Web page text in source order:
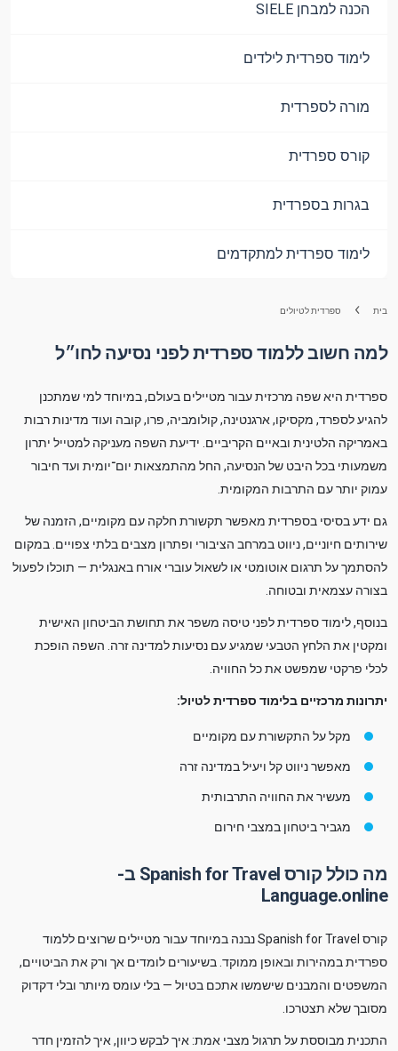
הכנה למבחן SIELE
לימוד ספרדית לילדים
מורה לספרדית
קורס ספרדית
בגרות בספרדית
לימוד ספרדית למתקדמים
בית ספרדית לטיולים
למה חשוב ללמוד ספרדית לפני נסיעה לחו״ל
ספרדית היא שפה מרכזית עבור מטיילים בעולם, במיוחד למי שמתכנן
להגיע לספרד, מקסיקו, ארגנטינה, קולומביה, פרו, קובה ועוד מדינות רבות
באמריקה הלטינית ובאיים הקריביים. ידיעת השפה מעניקה למטייל יתרון
משמעותי בכל היבט של הנסיעה, החל מהתמצאות יום־יומית ועד חיבור
עמוק יותר עם התרבות המקומית.
גם ידע בסיסי בספרדית מאפשר תקשורת חלקה עם מקומיים, הזמנה של
שירותים חיוניים, ניווט במרחב הציבורי ופתרון מצבים בלתי צפויים. במקום
להסתמך על תרגום אוטומטי או לשאול עוברי אורח באנגלית — תוכלו לפעול
בצורה עצמאית ובטוחה.
בנוסף, לימוד ספרדית לפני טיסה משפר את תחושת הביטחון האישית
ומקטין את הלחץ הטבעי שמגיע עם נסיעות למדינה זרה. השפה הופכת
לכלי פרקטי שמפשט את כל החוויה.
יתרונות מרכזיים בלימוד ספרדית לטיול:
מקל על התקשורת עם מקומיים
מאפשר ניווט קל ויעיל במדינה זרה
מעשיר את החוויה התרבותית
מגביר ביטחון במצבי חירום
מה כולל קורס Spanish for Travel ב-
Language.online
קורס Spanish for Travel נבנה במיוחד עבור מטיילים שרוצים ללמוד
ספרדית במהירות ובאופן ממוקד. בשיעורים לומדים אך ורק את הביטויים,
המשפטים והמבנים שישמשו אתכם בטיול — בלי עומס מיותר ובלי דקדוק
מסובך שלא תצטרכו.
התכנית מבוססת על תרגול מצבי אמת: איך לבקש כיוון, איך להזמין חדר